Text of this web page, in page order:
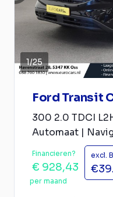
1/25
Ford Transit
300 2.0 TDCI
Automaat |
Financieren?
€ 928,43
per maand
excl.